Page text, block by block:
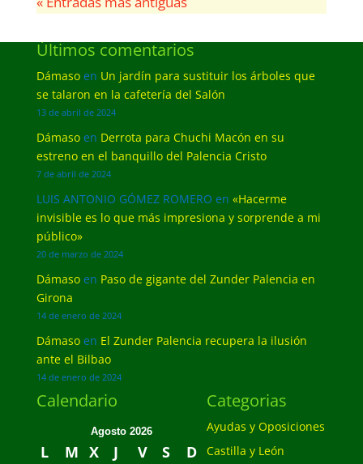
Últimos comentarios
Dámasoen Un jardín para sustituir los árboles que
se talaron en la cafetería del Salón
13 de abril de 2024
Dámasoen Derrota para Chuchi Macón en su
estreno en el banquillo del Palencia Cristo
7 de abril de 2024
LUIS ANTONIO GÓMEZ ROMERO en «Hacerme
invisible es lo que más impresiona y sorprende a mi
público»
20 de marzo de 2024
Dámasoen Paso de gigante del Zunder Palencia en
Girona
14 de enero de 2024
Dámasoen El Zunder Palencia recupera la ilusión
ante el Bilbao
14 de enero de 2024
Calendario
Agosto 2026
L M X J V S
D
Categorias
Ayudas y Oposiciones
Castilla y León